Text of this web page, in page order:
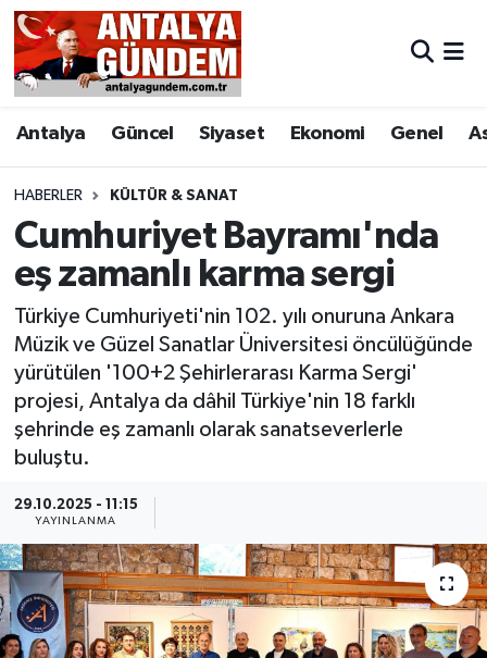
Antalya Güncel Siyaset Ekonomi Genel
HABERLER KÜLTÜR & SANAT
Cumhuriyet Bayramı'nda
eş zamanlı karma sergi
Türkiye Cumhuriyeti'nin 102. yılı onuruna Ankara
Müzik ve Güzel Sanatlar Üniversitesi öncülüğünde
yürütülen '100+2 Şehirlerarası Karma Sergi'
projesi, Antalya da dâhil Türkiye'nin 18 farklı
şehrinde eş zamanlı olarak sanatseverlerle
buluştu.
29.10.2025 - 11:15
YAYINLANMA
Antalya
Asayiş
Bilim & Teknoloji
Bölge
EĞİTİM
Genel
Görüntülü Haber
Güncel
Kültür & Sanat
Magazin
Antalya Nöbetçi Eczaneler
Antalya Hava Durumu
Antalya Namaz Vakitleri
Antalya Trafik Yoğunluk Haritası
Süper Lig Puan Durumu ve Fikstür
Son Dakika Haberleri
Haber Arşivi